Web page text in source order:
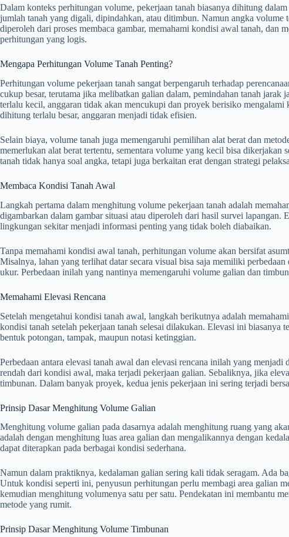
Dalam konteks perhitungan volume, pekerjaan tanah biasanya dihitung
jumlah tanah yang digali, dipindahkan, atau ditimbun. Namun angka volume
diperoleh dari proses membaca gambar, memahami kondisi awal tanah, dan
perhitungan yang logis.
Mengapa Perhitungan Volume Tanah Penting?
Perhitungan volume pekerjaan tanah sangat berpengaruh terhadap
cukup besar, terutama jika melibatkan galian dalam, pemindahan tanah jarak
terlalu kecil, anggaran tidak akan mencukupi dan proyek berisiko
dihitung terlalu besar, anggaran menjadi tidak efisien.
Selain biaya, volume tanah juga memengaruhi pemilihan alat berat dan
memerlukan alat berat tertentu, sementara volume yang kecil bisa dikerjakan
tanah tidak hanya soal angka, tetapi juga berkaitan erat dengan strategi
Membaca Kondisi Tanah Awal
Langkah pertama dalam menghitung volume pekerjaan tanah adalah
digambarkan dalam gambar situasi atau diperoleh dari hasil survei lapangan.
lingkungan sekitar menjadi informasi penting yang tidak boleh diabaikan.
Tanpa memahami kondisi awal tanah, perhitungan volume akan bersifat
Misalnya, lahan yang terlihat datar secara visual bisa saja memiliki
ukur. Perbedaan inilah yang nantinya memengaruhi volume galian dan
Memahami Elevasi Rencana
Setelah mengetahui kondisi tanah awal, langkah berikutnya adalah
kondisi tanah setelah pekerjaan tanah selesai dilakukan. Elevasi ini biasanya
bentuk potongan, tampak, maupun notasi ketinggian.
Perbedaan antara elevasi tanah awal dan elevasi rencana inilah yang
rendah dari kondisi awal, maka terjadi pekerjaan galian. Sebaliknya, jika
timbunan. Dalam banyak proyek, kedua jenis pekerjaan ini sering terjadi
Prinsip Dasar Menghitung Volume Galian
Menghitung volume galian pada dasarnya adalah menghitung ruang yang
adalah dengan menghitung luas area galian dan mengalikannya dengan
dapat diterapkan pada berbagai kondisi sederhana.
Namun dalam praktiknya, kedalaman galian sering kali tidak seragam. Ada
Untuk kondisi seperti ini, penyusun perhitungan perlu membagi area galian
kemudian menghitung volumenya satu per satu. Pendekatan ini membantu
metode yang rumit.
Prinsip Dasar Menghitung Volume Timbunan